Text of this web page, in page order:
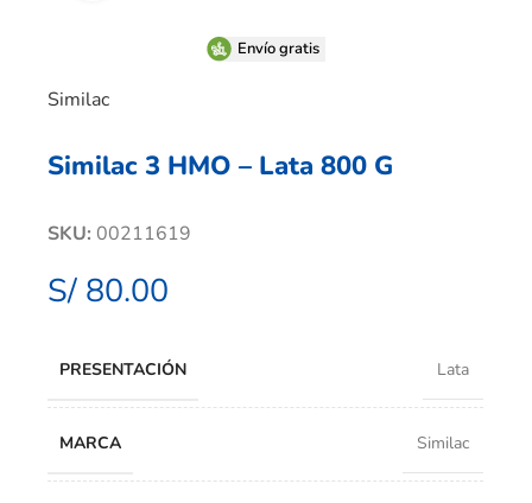
Envío gratis
Similac
Similac 3 HMO – Lata 800 G
SKU: 00211619
S/ 80.00
PRESENTACIÓN Lata
MARCA Similac